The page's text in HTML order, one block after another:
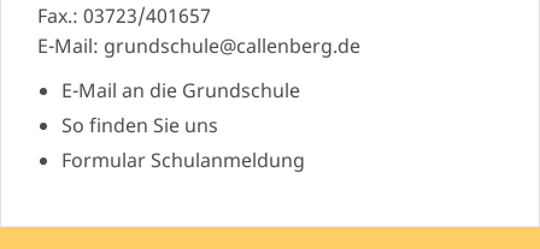
Fax.: 03723/401657
E-Mail: grundschule@callenberg.de
E-Mail an die Grundschule
So finden Sie uns
Formular Schulanmeldung